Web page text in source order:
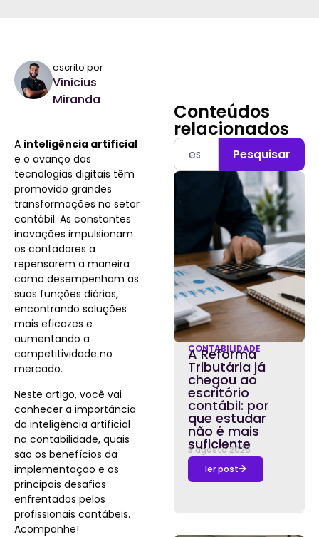
escrito por
Vinicius
Miranda
A inteligência artificial
e o avanço das
tecnologias digitais têm
promovido grandes
transformações no setor
contábil. As constantes
inovações impulsionam
os contadores a
repensarem a maneira
como desempenham as
suas funções diárias,
encontrando soluções
mais eficazes e
aumentando a
competitividade no
mercado.
Neste artigo, você vai
conhecer a importância
da inteligência artificial
na contabilidade, quais
são os benefícios da
implementação e os
principais desafios
enfrentados pelos
profissionais contábeis.
Acompanhe!
Conteúdos
relacionados
Pesquisar
CONTABILIDADE
A Reforma
Tributária já
chegou ao
escritório
contábil: por
que estudar
não é mais
suficiente
3 agosto 2026
ler post